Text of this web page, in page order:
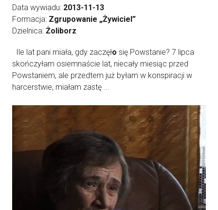
Data wywiadu: 2013-11-13
Formacja: Zgrupowanie „Żywiciel”
Dzielnica: Żoliborz
Ile lat pani miała, gdy zaczęło się Powstanie? 7 lipca
skończyłam osiemnaście lat, niecały miesiąc przed
Powstaniem, ale przedtem już byłam w konspiracji w
harcerstwie, miałam zastę ...